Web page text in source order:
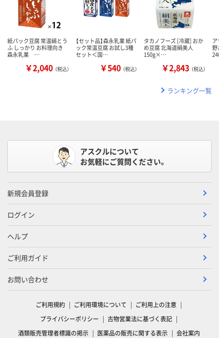
紙パック豆腐 常温絹とう
ふ しっかり お料理向き
森永乳業 …
￥2,040 （税込）
【セット品】森永乳業 紙パ
ック常温豆腐 お試し3種
セット＜国…
￥540 （税込）
タカノフーズ [冷蔵] おか
め豆腐 北海道絹美人
150g×…
￥2,843 （税込）
野
ランキング一覧
アスクルについて
お気軽にご質問ください。
新規会員登録
ログイン
ヘルプ
ご利用ガイド
お問い合わせ
ご利用規約 ご利用環境について
ご利用上の注意
プライバシーポリシー
古物営業法に基づく表記
酒類販売管理者標識の掲示
医薬品の販売に関する表示 会社案内